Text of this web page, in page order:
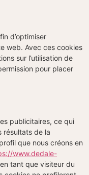
d’optimiser
web. Avec ces cookies
sur l’utilisation de
pour placer
publicitaires, ce qui
résultats de la
que nous créons en
www.dedale-
tant que visiteur du